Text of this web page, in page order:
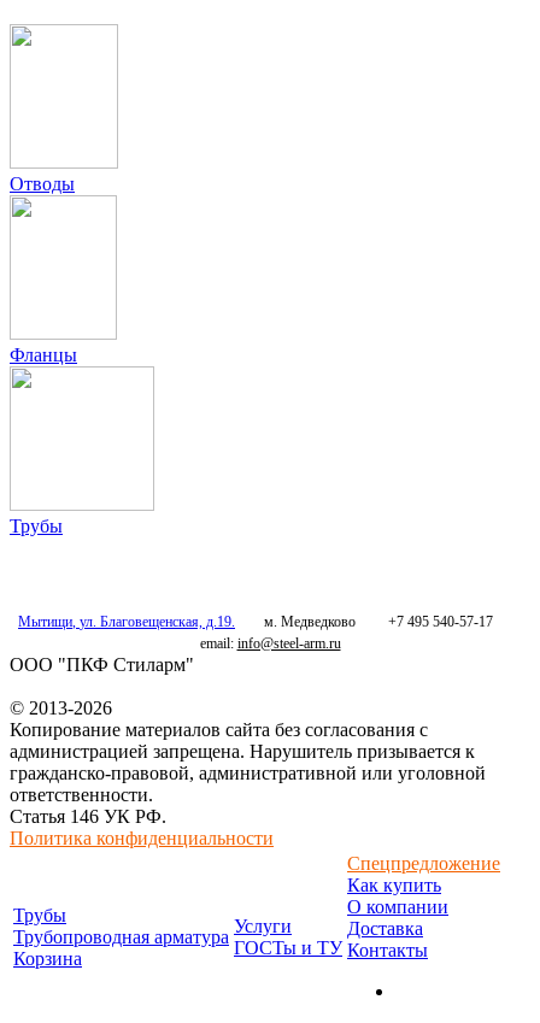
Отводы
Фланцы
Трубы
Мытищи ул. Благовещенская, д.19. м. Медведково
+7 495 540-57-17
email: info@steel-arm.ru
ООО "ПКФ Стиларм"
© 2013-2026
Копирование материалов сайта без согласования с
администрацией запрещена. Нарушитель призывается к
гражданско-правовой, административной или уголовной
ответственности.
Статья 146 УК РФ.
Политика конфиденциальности
Трубы
Трубопроводная арматура
Корзина
Услуги
ГОСТы и ТУ
Спецпредложение
Как купить
О компании
Доставка
Контакты